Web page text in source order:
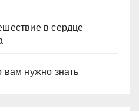
в сердце
нужно знать